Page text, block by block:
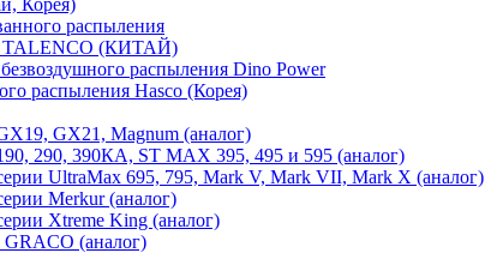
распыления
TALENCO (КИТАЙ)
распыления Dino Power
распыления Hasco (Корея)
GX21, Magnum (аналог)
290, 390КА, ST MAX 395, 495 и 595 (аналог)
UltraMax 695, 795, Mark V, Mark VII, Mark X (аналог)
Merkur (аналог)
Xtreme King (аналог)
GRACO (аналог)